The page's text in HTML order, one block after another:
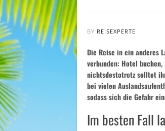
BY REISEXPERTE
Die Reise in ein anderes
verbunden: Hotel
nichtsdestotrotz solltet
bei vielen
sodass sich die Gefahr
Im besten Fall